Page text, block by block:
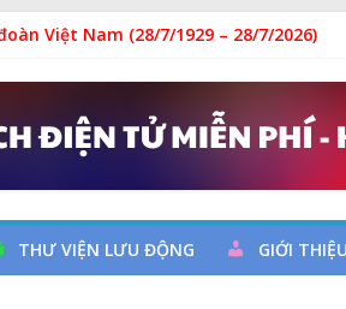
Việt Nam (28/7/1929 – 28/7/2026)
lưu và trao tặng sách cho thiếu nhi
THƯ VIỆN LƯU ĐỘNG GIỚI